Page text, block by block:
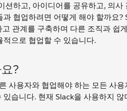
하고, 아이디어를 공유하고, 의사
협업하려면 어떻게 해야 할까요
관계를 구축하며 다른 조직과 쉽
으로 협업할 수 있습니다.
?
사용자와 협업해야 하는 모든 사
습니다. 현재 Slack을 사용하지